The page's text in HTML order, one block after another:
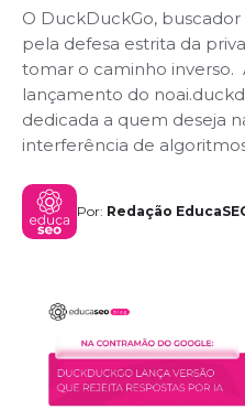
O DuckDuckGo,
pela defesa estrita da
tomar o caminho inverso.
lançamento do
dedicada a quem deseja
interferência de
Por: Redação